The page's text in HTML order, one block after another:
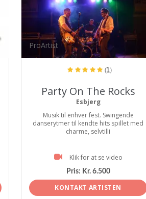
ProArtist
(1)
Party On The Rocks
Esbjerg
Musik til enhver fest. Swingende
danserytmer til kendte hits spillet med
charme, selvtilli
Klik for at se video
Pris: Kr. 6.500
KONTAKT ARTISTEN